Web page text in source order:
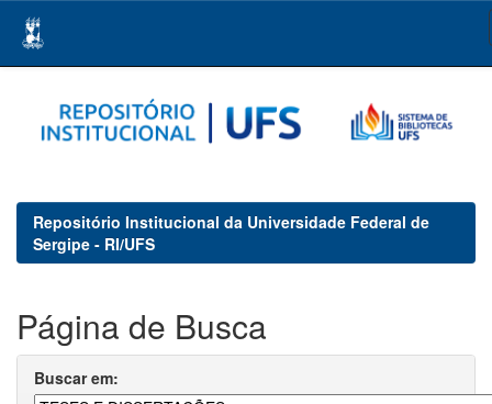
navigation
Repositório Institucional da Universidade Federal de
Sergipe - RI/UFS
Página de Busca
Buscar em: